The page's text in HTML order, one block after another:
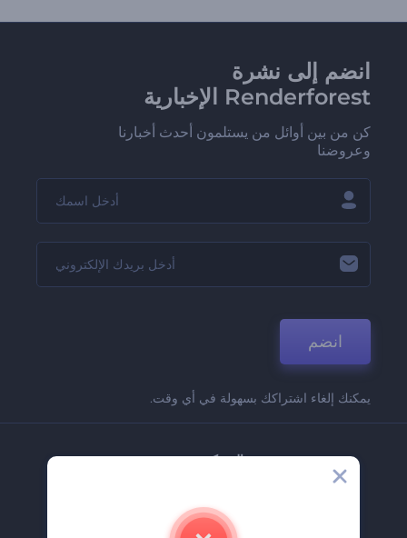
انضم إلى نشرة
Renderforest الإخبارية
كن من بين أوائل من يستلمون أحدث أخبارنا
وعروضنا
انضم
يمكنك إلغاء اشتراكك بسهولة في أي وقت.
الشركة
اتصل بنا